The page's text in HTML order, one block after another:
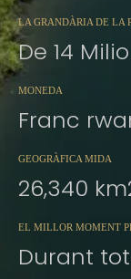
LA GRANDÀRIA DE LA
De 14
MONEDA
Franc
GEOGRÀFICA MIDA
26,340
EL MILLOR MOMENT
Durant